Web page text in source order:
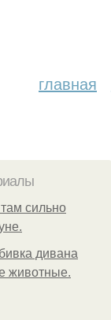
главная
сильно
дивана
животные.